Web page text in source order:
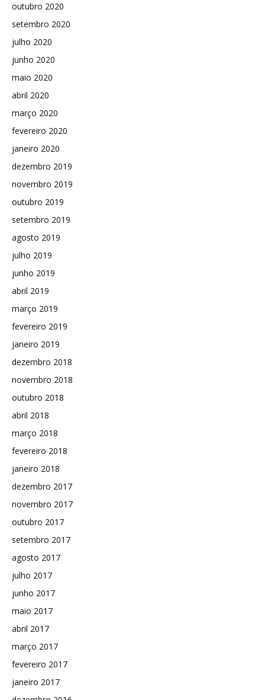
outubro 2020
setembro 2020
julho 2020
junho 2020
maio 2020
abril 2020
março 2020
fevereiro 2020
janeiro 2020
dezembro 2019
novembro 2019
outubro 2019
setembro 2019
agosto 2019
julho 2019
junho 2019
abril 2019
março 2019
fevereiro 2019
janeiro 2019
dezembro 2018
novembro 2018
outubro 2018
abril 2018
março 2018
fevereiro 2018
janeiro 2018
dezembro 2017
novembro 2017
outubro 2017
setembro 2017
agosto 2017
julho 2017
junho 2017
maio 2017
abril 2017
março 2017
fevereiro 2017
janeiro 2017